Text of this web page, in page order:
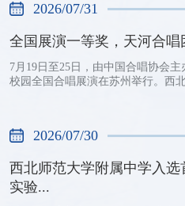
2026/07/31
全国展演一等奖，天河合唱
7月19日至25日，由中国合唱协会
校园全国合唱展演在苏州举行。西
2026/07/30
西北师范大学附属中学入
实验...